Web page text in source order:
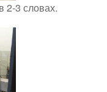
2-3 словах.